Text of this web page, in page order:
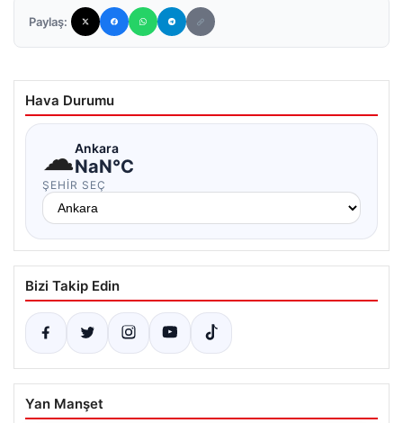
Paylaş:
Hava Durumu
☁Ankara
NaN°C
ŞEHIR SEÇ
Bizi Takip Edin
Yan Manşet